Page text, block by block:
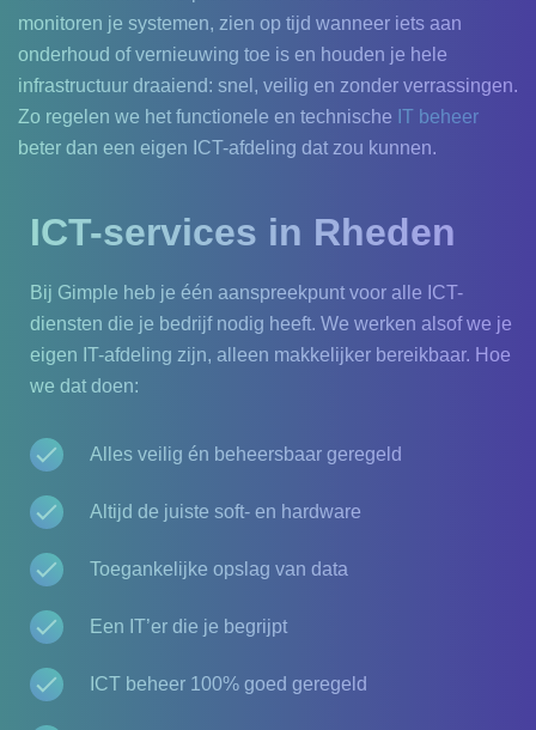
monitoren je systemen, zien op tijd wanneer iets aan
onderhoud of vernieuwing toe is en houden je hele
infrastructuur draaiend: snel, veilig en zonder verrassingen.
Zo regelen we het functionele en technische IT beheer
beter dan een eigen ICT-afdeling dat zou kunnen.
ICT-services in Rheden
Bij Gimple heb je één aanspreekpunt voor alle ICT-
diensten die je bedrijf nodig heeft. We werken alsof we je
eigen IT-afdeling zijn, alleen makkelijker bereikbaar. Hoe
we dat doen:
Alles veilig én beheersbaar geregeld
Altijd de juiste soft- en hardware
Toegankelijke opslag van data
Een IT’er die je begrijpt
ICT beheer 100% goed geregeld